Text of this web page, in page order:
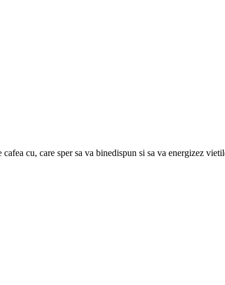
cu, care sper sa va binedispun si sa va energizez